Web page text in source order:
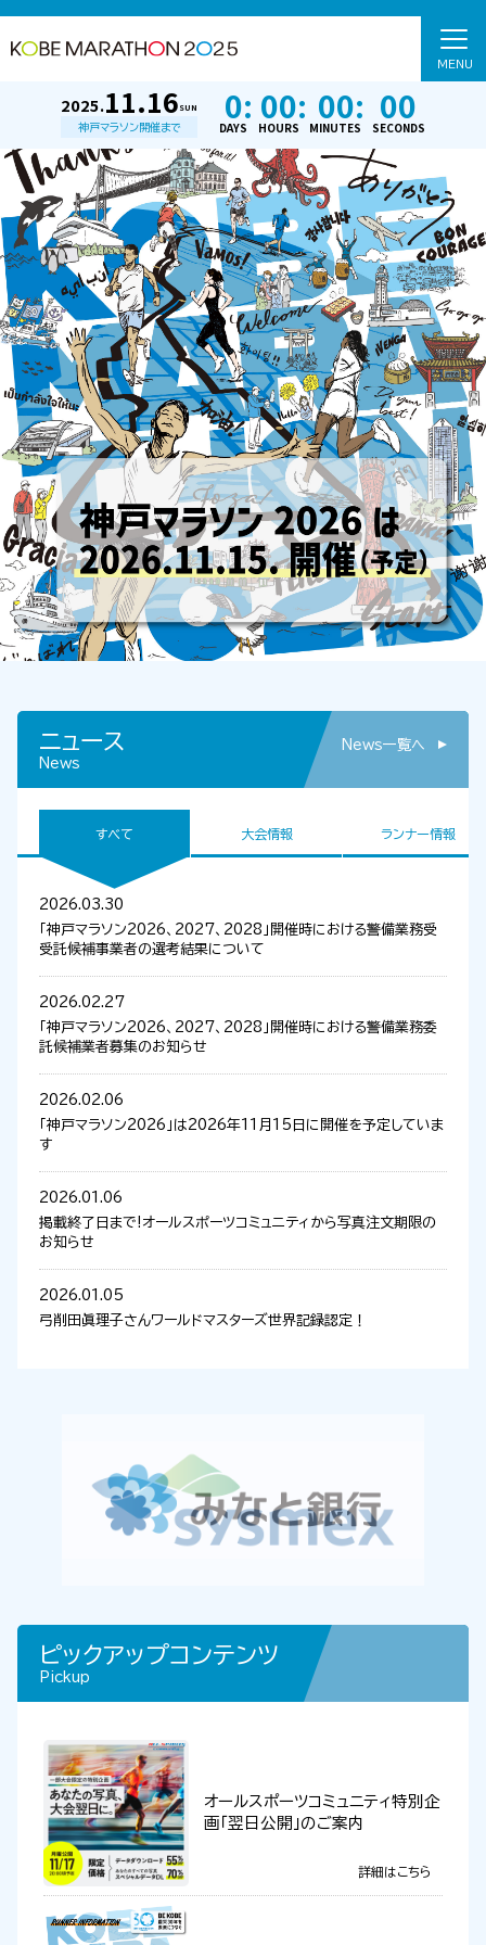
2025.11.16 SUN
神戸マラソン開催まで
0:
DAYS
00:
HOURS
00:
MINUTES
00
SECONDS
ニュース
News
すべて 大会情報 ランナー情報
2026.03.30
「神戸マラソン2026、2027、2028」開催時における警備業務受
受託候補事業者の選考結果について
2026.02.27
「神戸マラソン2026、2027、2028」開催時における警備業務委
託候補業者募集のお知らせ
2026.02.06
「神戸マラソン2026」は2026年11月15日に開催を予定していま
す
2026.01.06
掲載終了日まで!オールスポーツコミュニティから写真注文期限の
お知らせ
2026.01.05
弓削田眞理子さんワールドマスターズ世界記録認定！
News一覧へ
ピックアップコンテンツ
Pickup
オールスポーツコミュニティ特別企
画「翌日公開」のご案内
詳細はこちら
MENU